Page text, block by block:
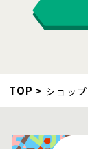
TOP ショッ